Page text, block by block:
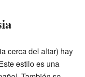
cerca del altar) hay
estilo es una